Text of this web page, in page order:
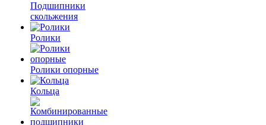
Подшипники
скольжения
Ролики
Ролики опорные
Кольца